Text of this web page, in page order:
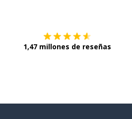
1,47 millones de reseñas